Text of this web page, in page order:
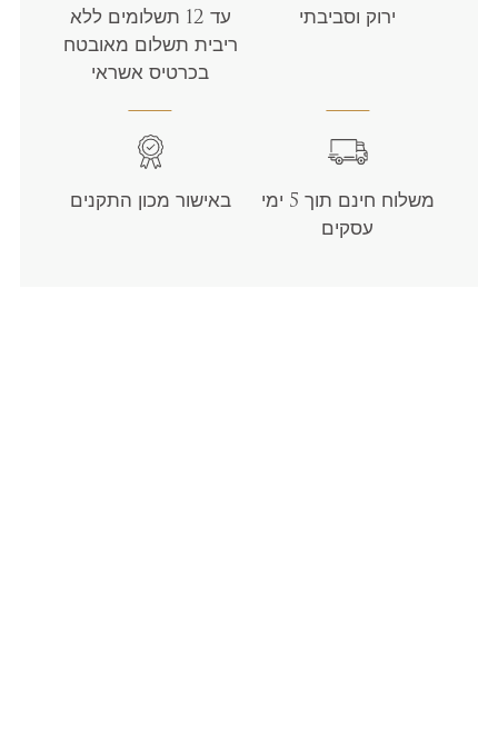
ירוק וסביבתי
עד 12 תשלומים ללא
ריבית תשלום מאובטח
בכרטיס אשראי
משלוח חינם תוך 5 ימי
עסקים
באישור מכון התקנים